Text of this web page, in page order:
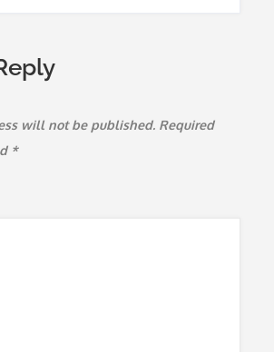
will not be published. Required
*